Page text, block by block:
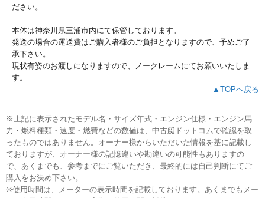
ださい。
本体は神奈川県三浦市内にて保管しております。
発送の場合の運送費はご購入者様のご負担となりますので、予めご了
承下さい。
現状有姿のお渡しになりますので、ノークレームにてお願いいたしま
す。
▲TOPへ戻る
※上記に表示されたモデル名・サイズ年式・エンジン仕様・エンジン馬
力・燃料種類・速度・燃費などの数値は、中古艇ドットコムで確認を取
ったものではありません。オーナー様からいただいた情報を基に記載し
ておりますが、オーナー様の記憶違いや勘違いの可能性もありますの
で、あくまでも、参考までにご覧いただき、最終的には自己判断にてご
購入をお決め下さい。
※使用時間は、メーターの表示時間を記載しております。あくまでもメー